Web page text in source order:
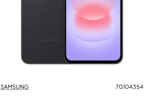
SAMSUNG 70104354